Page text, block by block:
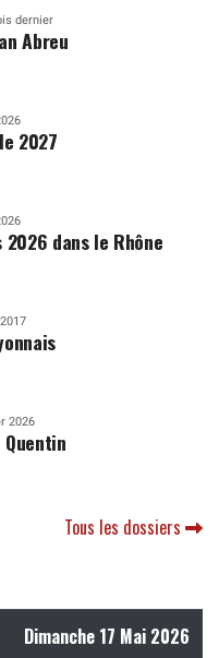
dernier
Abreu
2027
dans le Rhône
2026
Tous les dossiers
Dimanche 17 Mai 2026